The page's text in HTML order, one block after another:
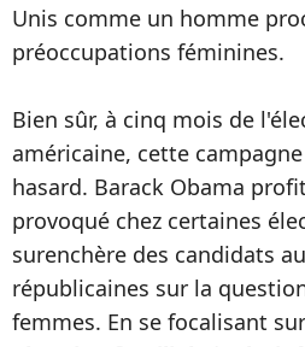
Unis comme un homme
préoccupations féminines.
Bien sûr, à cinq mois de
américaine, cette
hasard. Barack Obama
provoqué chez certaines
surenchère des candidats
républicaines sur la
femmes. En se focalisant